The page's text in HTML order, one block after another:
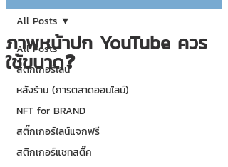
All Posts
สติกเกอร์ไลน์
หลังร้าน (การตลาดออนไลน์)
NFT for BRAND
สติ๊กเกอร์ไลน์แจกฟรี
สติกเกอร์แชทสติ๊ค
All Posts
ภาพหน้าปก YouTube ควร
ใช้ขนาด❓